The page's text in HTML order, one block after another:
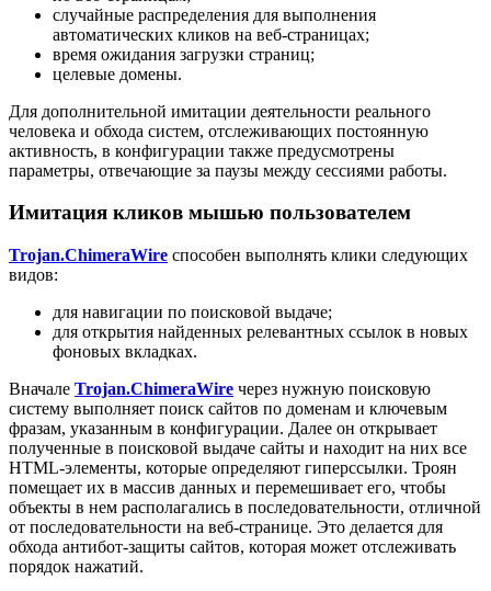
случайные распределения для выполнения
автоматических кликов на веб-страницах;
время ожидания загрузки страниц;
целевые домены.
Для дополнительной имитации деятельности реального
человека и обхода систем, отслеживающих постоянную
активность, в конфигурации также предусмотрены
параметры, отвечающие за паузы между сессиями работы.
Имитация кликов мышью пользователем
Trojan.ChimeraWire способен выполнять клики следующих
видов:
для навигации по поисковой выдаче;
для открытия найденных релевантных ссылок в новых
фоновых вкладках.
Вначале Trojan.ChimeraWire через нужную поисковую
систему выполняет поиск сайтов по доменам и ключевым
фразам, указанным в конфигурации. Далее он открывает
полученные в поисковой выдаче сайты и находит на них все
HTML-элементы, которые определяют гиперссылки. Троян
помещает их в массив данных и перемешивает его, чтобы
объекты в нем располагались в последовательности, отличной
от последовательности на веб-странице. Это делается для
обхода антибот-защиты сайтов, которая может отслеживать
порядок нажатий.